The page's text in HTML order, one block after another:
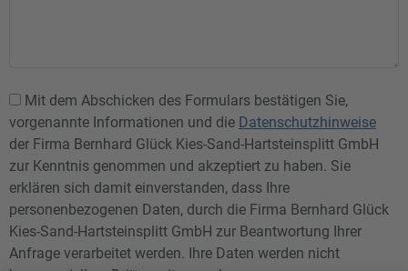
Mit dem Abschicken des Formulars bestätigen Sie,
vorgenannte Informationen und die Datenschutzhinweise
der Firma Bernhard Glück Kies-Sand-Hartsteinsplitt GmbH
zur Kenntnis genommen und akzeptiert zu haben. Sie
erklären sich damit einverstanden, dass Ihre
personenbezogenen Daten, durch die Firma Bernhard Glück
Kies-Sand-Hartsteinsplitt GmbH zur Beantwortung Ihrer
Anfrage verarbeitet werden. Ihre Daten werden nicht